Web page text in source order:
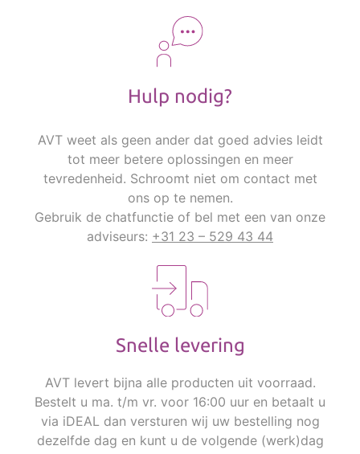
Hulp nodig?
AVT weet als geen ander dat goed advies leidt
tot meer betere oplossingen en meer
tevredenheid. Schroomt niet om contact met
ons op te nemen.
Gebruik de chatfunctie of bel met een van onze
adviseurs: +31 23 – 529 43 44
Snelle levering
AVT levert bijna alle producten uit voorraad.
Bestelt u ma. t/m vr. voor 16:00 uur en betaalt u
via iDEAL dan versturen wij uw bestelling nog
dezelfde dag en kunt u de volgende (werk)dag